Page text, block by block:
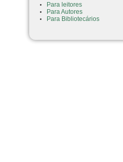
Para leitores
Para Autores
Para Bibliotecários